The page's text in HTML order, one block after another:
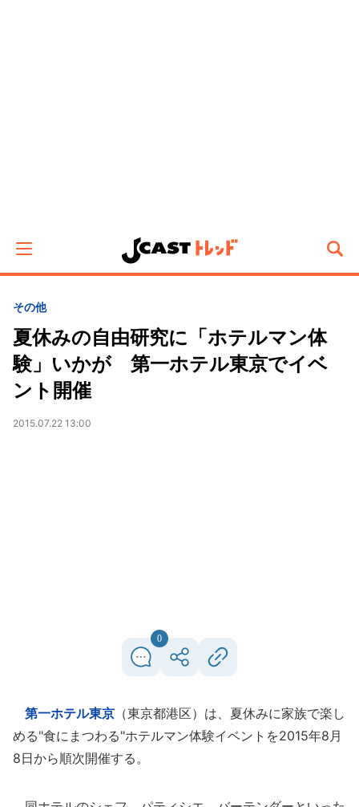
その他
夏休みの自由研究に「ホテルマン体
験」いかが 第一ホテル東京でイベ
ント開催
2015.07.22 13:00
0
第一ホテル東京 （東京都港区）は、夏休みに家族で楽し
める"食にまつわる"ホテルマン体験イベントを2015年8月
8日から順次開催する。